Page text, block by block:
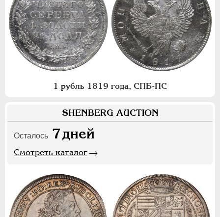
1 рубль 1819 года, СПБ-ПС
SHENBERG AUCTION
Осталось 7дней
Смотреть каталог